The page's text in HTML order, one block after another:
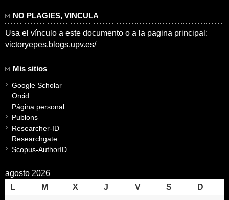
NO PLAGIES, VINCULA
Usa el vínculo a este documento o a la pagina principal:
victoryepes.blogs.upv.es/
Mis sitios
Google Scholar
Orcid
Página personal
Publons
Researcher-ID
Researchgate
Scopus-AuthorID
agosto 2026
L
M X J V S
D